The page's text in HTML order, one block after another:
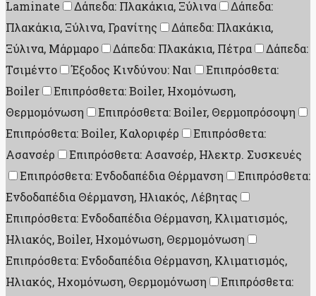
Laminate Δάπεδα: Πλακάκια, Ξύλινα
Δάπεδα:
Πλακάκια, Ξύλινα, Γρανίτης
Δάπεδα: Πλακάκια,
Ξύλινα, Μάρμαρο
Δάπεδα: Πλακάκια, Πέτρα
Δάπεδα:
Τσιμέντο
Έξοδος Κινδύνου: Ναι
Επιπρόσθετα:
Boiler
Επιπρόσθετα: Boiler, Ηχομόνωση,
Θερμομόνωση
Επιπρόσθετα: Boiler, Θερμοπρόσοψη
Επιπρόσθετα: Boiler, Καλοριφέρ
Επιπρόσθετα:
Ασανσέρ
Επιπρόσθετα: Ασανσέρ, Ηλεκτρ. Συσκευές
Επιπρόσθετα: Ενδοδαπέδια Θέρμανση
Επιπρόσθετα:
Ενδοδαπέδια Θέρμανση, Ηλιακός, Λέβητας
Επιπρόσθετα: Ενδοδαπέδια Θέρμανση, Κλιματισμός,
Ηλιακός, Boiler, Ηχομόνωση, Θερμομόνωση
Επιπρόσθετα: Ενδοδαπέδια Θέρμανση, Κλιματισμός,
Ηλιακός, Ηχομόνωση, Θερμομόνωση
Επιπρόσθετα: